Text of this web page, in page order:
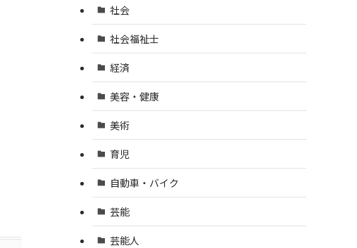
社会
社会福祉士
経済
美容・健康
美術
育児
自動車・バイク
芸能
芸能人